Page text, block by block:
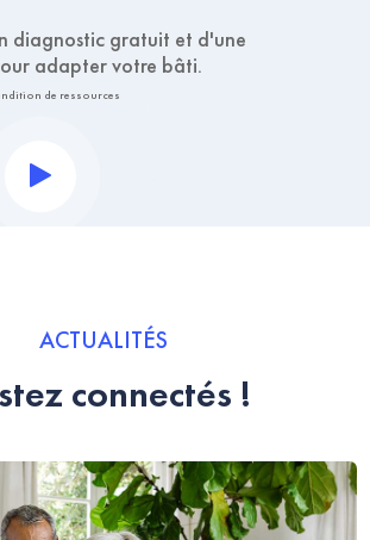
diagnostic gratuit et d'une
adapter votre bâti.
de ressources
ACTUALITÉS
connectés !